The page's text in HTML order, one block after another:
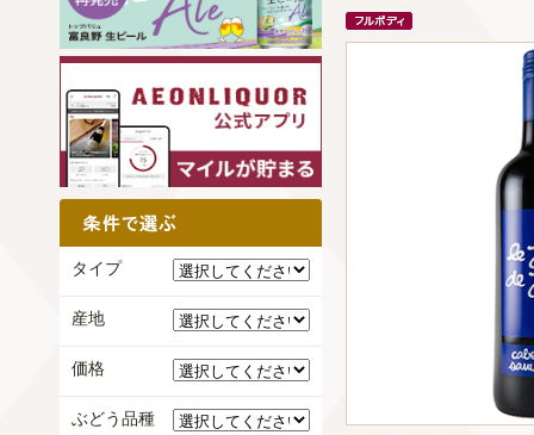
タイプ
産地
価格
ぶどう品種